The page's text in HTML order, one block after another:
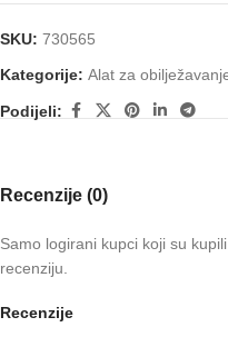
SKU: 730565
Kategorije: Alat za
Podijeli:
Recenzije (0)
Recenzije
Samo logirani kupci koji su
recenziju.